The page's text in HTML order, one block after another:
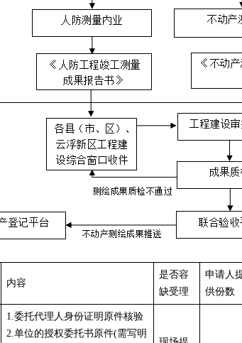
内容
是否容
缺受理
申请人
供份数
1.委托代理人身份证明原件核验
2.单位的授权委托书原件(需写明